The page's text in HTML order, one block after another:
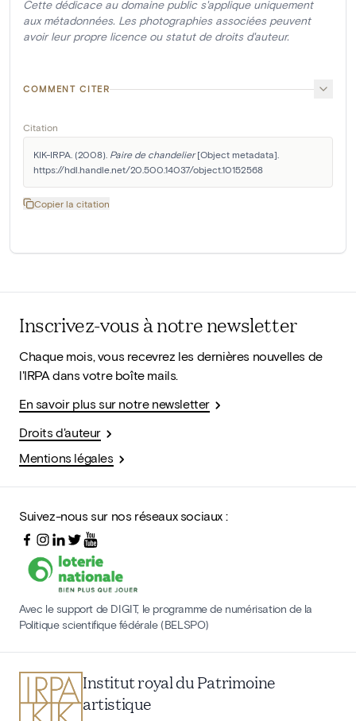
Cette dédicace au domaine public s'applique uniquement
aux métadonnées. Les photographies associées peuvent
avoir leur propre licence ou statut de droits d'auteur.
COMMENT CITER
Citation
KIK-IRPA. (2008). Paire de chandelier [Object metadata].
https://hdl.handle.net/20.500.14037/object.10152568
Copier la citation
Inscrivez-vous à notre newsletter
Chaque mois, vous recevrez les dernières nouvelles de
l'IRPA dans votre boîte mails.
En savoir plus sur notre newsletter
Droits d'auteur
Mentions légales
Suivez-nous sur nos réseaux sociaux :
Avec le support de DIGIT, le programme de numérisation de la
Politique scientifique fédérale (BELSPO)
Institut royal du Patrimoine
artistique